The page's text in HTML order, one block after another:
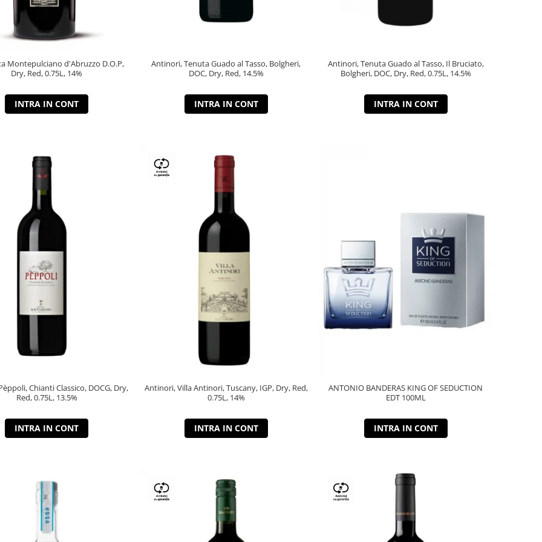
Montepulciano d'Abruzzo D.O.P,
Dry, Red, 0.75L, 14%
INTRA IN CONT
Antinori, Tenuta Guado al Tasso, Bolgheri,
DOC, Dry, Red, 14.5%
INTRA IN CONT
Antinori, Tenuta Guado al Tasso, Il Bruciato,
Bolgheri, DOC, Dry, Red, 0.75L, 14.5%
INTRA IN CONT
Chianti Classico, DOCG, Dry,
Red, 0.75L, 13.5%
INTRA IN CONT
Antinori, Villa Antinori, Tuscany, IGP, Dry, Red,
0.75L, 14%
INTRA IN CONT
ANTONIO BANDERAS KING OF SEDUCTION
EDT 100ML
INTRA IN CONT